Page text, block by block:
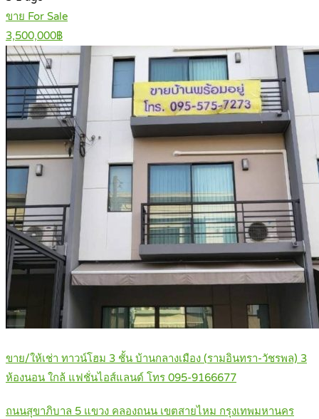
ขาย For Sale
3,500,000฿
ขาย/ให้เช่า ทาวน์โฮม 3 ชั้น บ้านกลางเมือง (รามอินทรา-วัชรพล) 3
ห้องนอน ใกล้ แฟชั่นไอส์แลนด์ โทร 095-9166677
ถนนสุขาภิบาล 5 แขวง คลองถนน เขตสายไหม กรุงเทพมหานคร